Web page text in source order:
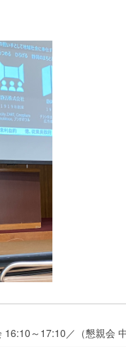
～17:10／（懇親会 中